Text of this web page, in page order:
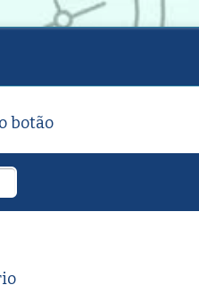
botão